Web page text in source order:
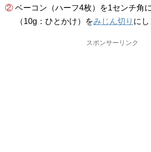
② ベーコン（ハーフ4枚）を1センチ角に切り、にんにく
（10g：ひとかけ）をみじん切り にし
スポンサーリンク